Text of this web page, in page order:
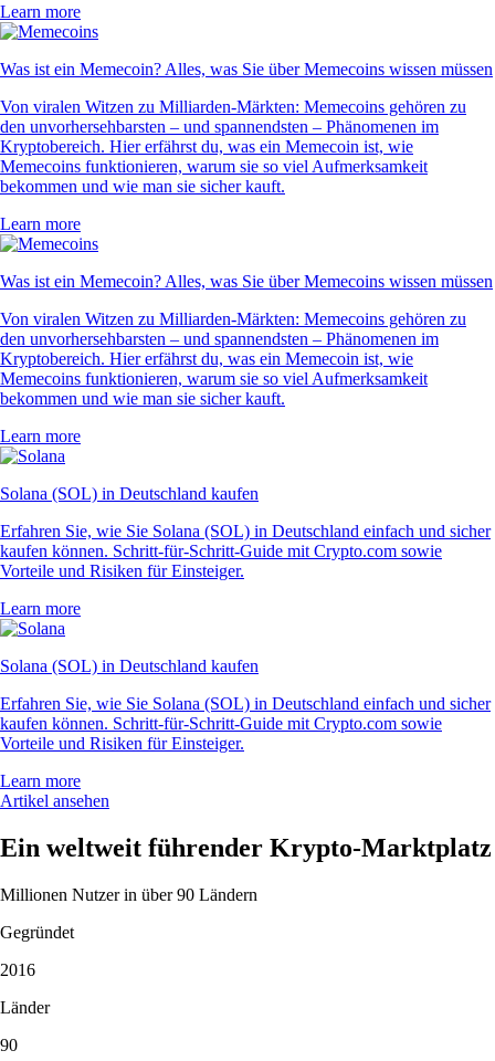
Learn more
Was ist ein Memecoin? Alles, was Sie über Memecoins wissen müssen
Von viralen Witzen zu Milliarden-Märkten: Memecoins gehören zu
den unvorhersehbarsten – und spannendsten – Phänomenen im
Kryptobereich. Hier erfährst du, was ein Memecoin ist, wie
Memecoins funktionieren, warum sie so viel Aufmerksamkeit
bekommen und wie man sie sicher kauft.
Learn more
Was ist ein Memecoin? Alles, was Sie über Memecoins wissen müssen
Von viralen Witzen zu Milliarden-Märkten: Memecoins gehören zu
den unvorhersehbarsten – und spannendsten – Phänomenen im
Kryptobereich. Hier erfährst du, was ein Memecoin ist, wie
Memecoins funktionieren, warum sie so viel Aufmerksamkeit
bekommen und wie man sie sicher kauft.
Learn more
Solana (SOL) in Deutschland kaufen
Erfahren Sie, wie Sie Solana (SOL) in Deutschland einfach und sicher
kaufen können. Schritt-für-Schritt-Guide mit Crypto.com sowie
Vorteile und Risiken für Einsteiger.
Learn more
Solana (SOL) in Deutschland kaufen
Erfahren Sie, wie Sie Solana (SOL) in Deutschland einfach und sicher
kaufen können. Schritt-für-Schritt-Guide mit Crypto.com sowie
Vorteile und Risiken für Einsteiger.
Learn more
Artikel ansehen
Ein weltweit führender Krypto-Marktplatz
Millionen Nutzer in über 90 Ländern
Gegründet
2016
Länder
90